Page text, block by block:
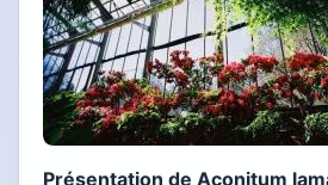
Présentation de Aconitum